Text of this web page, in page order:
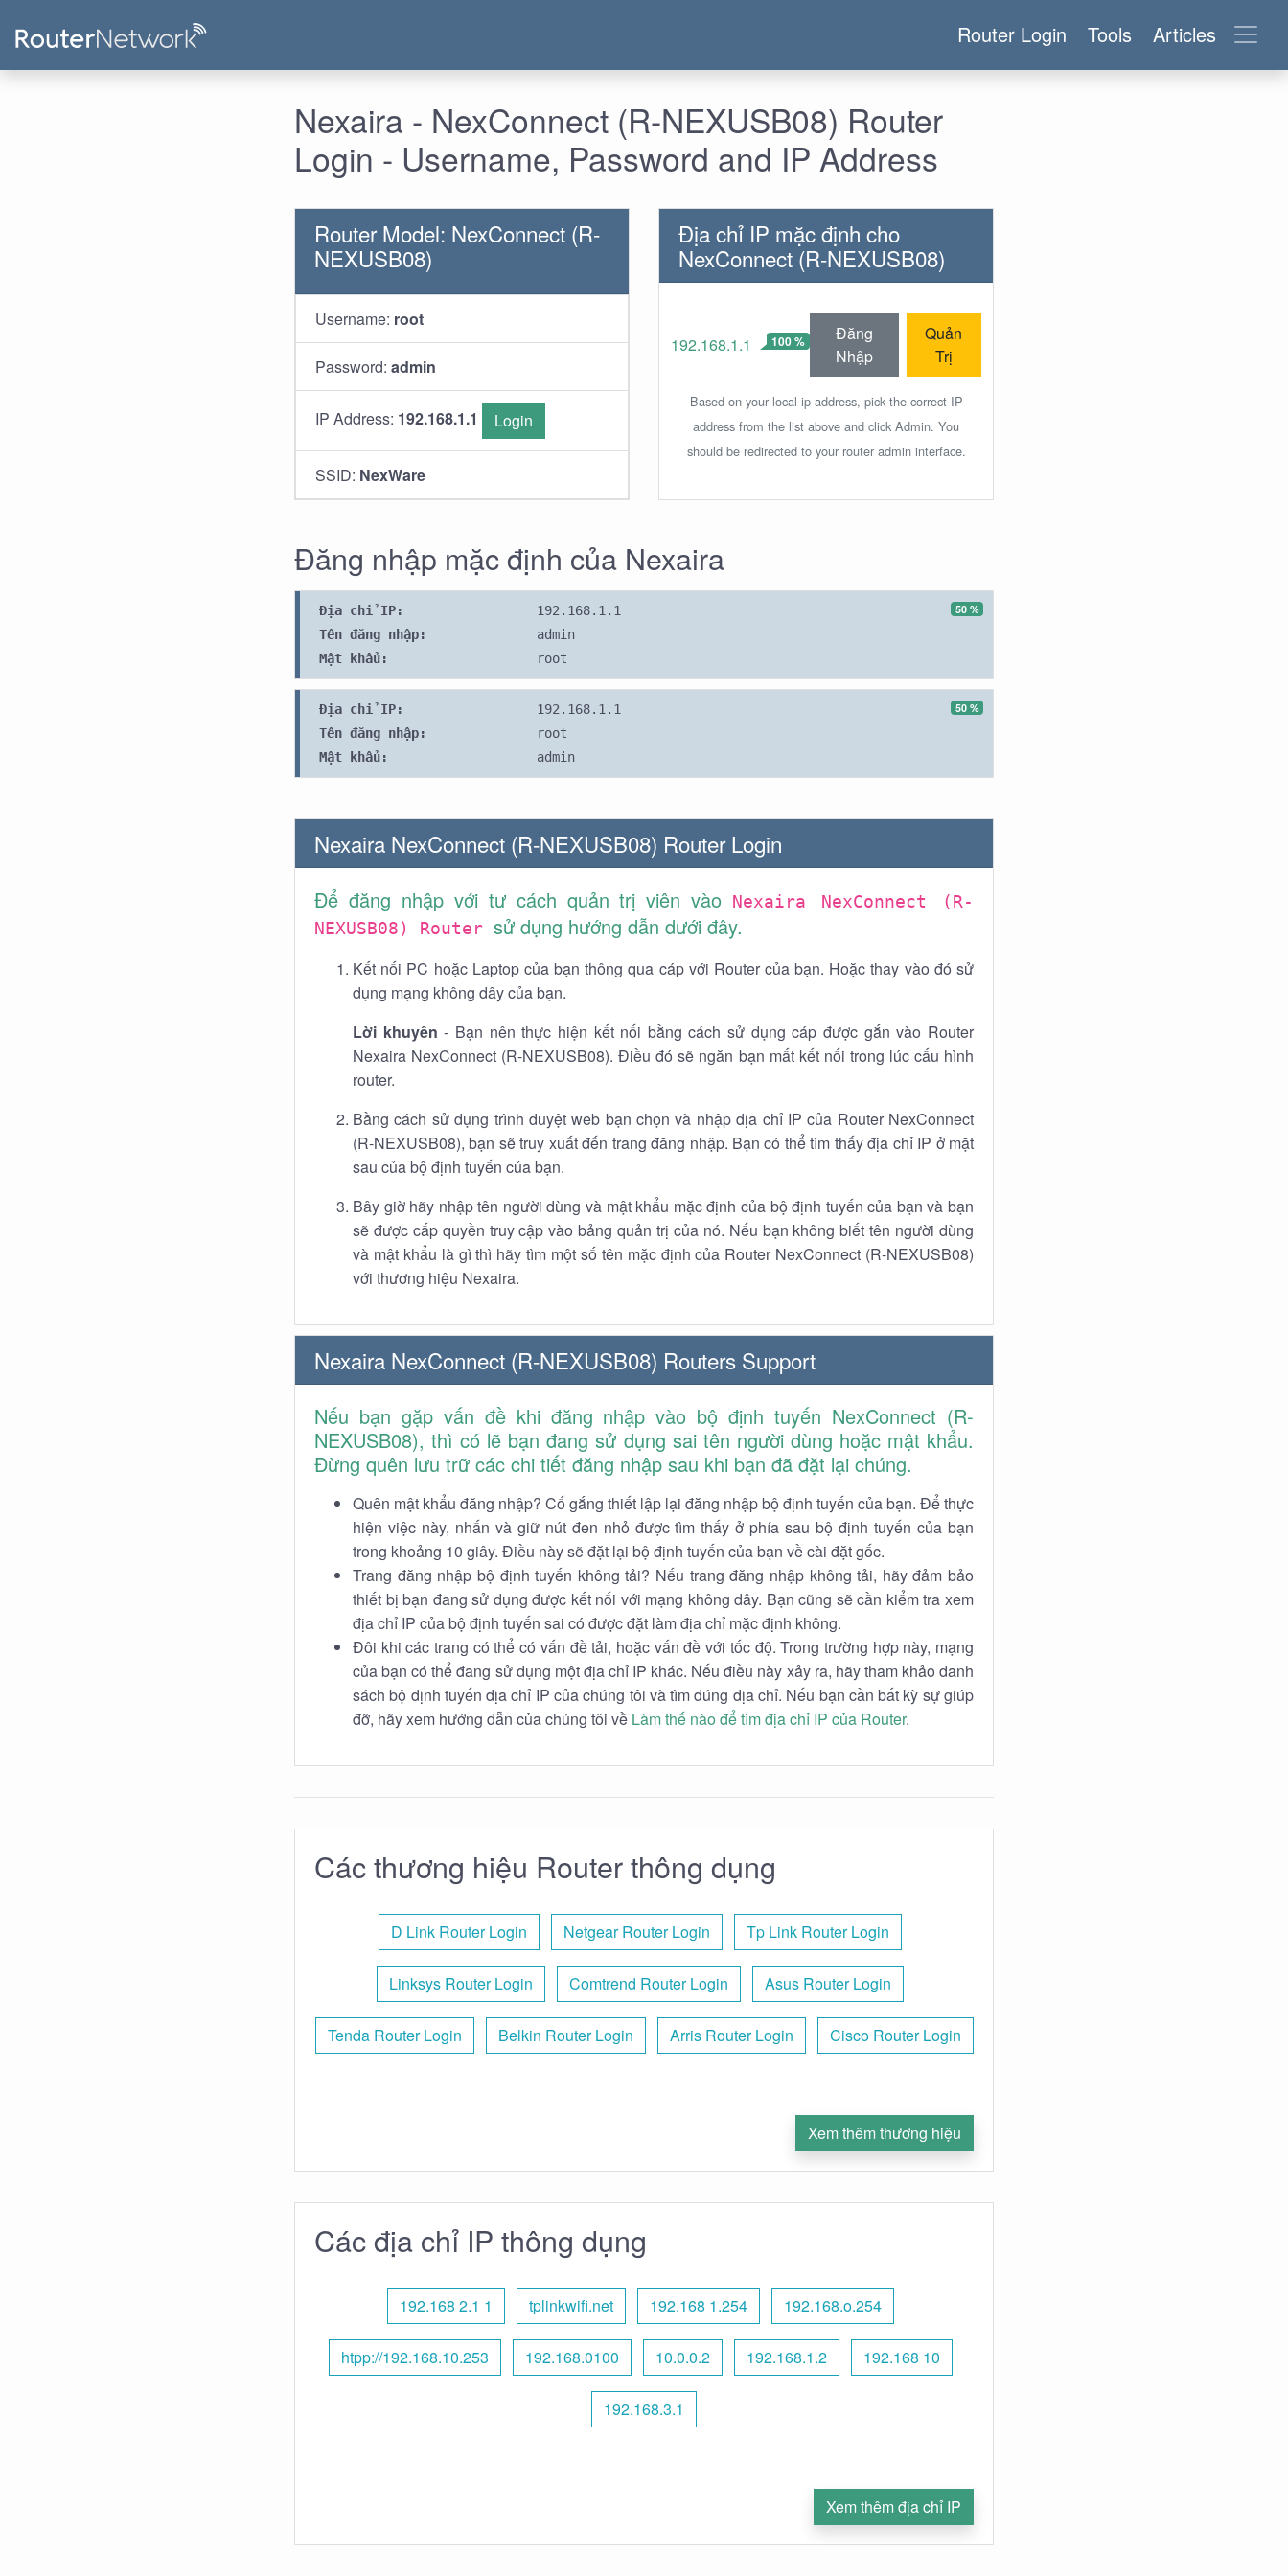
Router Login Tools Articles
Nexaira - NexConnect (R-NEXUSB08) Router
Login - Username, Password and IP Address
Router Model: NexConnect (R-
NEXUSB08)
Username: root
Password: admin
IP Address: 192.168.1.1 Login
SSID: NexWare
Địa chỉ IP mặc định cho
NexConnect (R-NEXUSB08)
192.168.1.1 100 %
Đăng
Nhập
Quản
Trị
Based on your local ip address, pick the correct IP
address from the list above and click Admin. You
should be redirected to your router admin interface.
Đăng nhập mặc định của Nexaira
50 %
Địa chỉ IP:
192.168.1.1
Tên đăng nhập:
admin
Mật khẩu:
root
50 %
Địa chỉ IP:
192.168.1.1
Tên đăng nhập:
root
Mật khẩu:
admin
Nexaira NexConnect (R-NEXUSB08) Router Login
Để đăng nhập với tư cách quản trị viên vào Nexaira NexConnect (R-
NEXUSB08) Router sử dụng hướng dẫn dưới đây.
Kết nối PC hoặc Laptop của bạn thông qua cáp với Router của bạn. Hoặc thay vào đó sử
dụng mạng không dây của bạn.
Lời khuyên - Bạn nên thực hiện kết nối bằng cách sử dụng cáp được gắn vào Router
Nexaira NexConnect (R-NEXUSB08). Điều đó sẽ ngăn bạn mất kết nối trong lúc cấu hình
router.
Bằng cách sử dụng trình duyệt web bạn chọn và nhập địa chỉ IP của Router NexConnect
(R-NEXUSB08), bạn sẽ truy xuất đến trang đăng nhập. Bạn có thể tìm thấy địa chỉ IP ở mặt
sau của bộ định tuyến của bạn.
Bây giờ hãy nhập tên người dùng và mật khẩu mặc định của bộ định tuyến của bạn và bạn
sẽ được cấp quyền truy cập vào bảng quản trị của nó. Nếu bạn không biết tên người dùng
và mật khẩu là gì thì hãy tìm một số tên mặc định của Router NexConnect (R-NEXUSB08)
với thương hiệu Nexaira.
Nexaira NexConnect (R-NEXUSB08) Routers Support
Nếu bạn gặp vấn đề khi đăng nhập vào bộ định tuyến NexConnect (R-
NEXUSB08), thì có lẽ bạn đang sử dụng sai tên người dùng hoặc mật khẩu.
Đừng quên lưu trữ các chi tiết đăng nhập sau khi bạn đã đặt lại chúng.
Quên mật khẩu đăng nhập? Cố gắng thiết lập lại đăng nhập bộ định tuyến của bạn. Để thực
hiện việc này, nhấn và giữ nút đen nhỏ được tìm thấy ở phía sau bộ định tuyến của bạn
trong khoảng 10 giây. Điều này sẽ đặt lại bộ định tuyến của bạn về cài đặt gốc.
Trang đăng nhập bộ định tuyến không tải? Nếu trang đăng nhập không tải, hãy đảm bảo
thiết bị bạn đang sử dụng được kết nối với mạng không dây. Bạn cũng sẽ cần kiểm tra xem
địa chỉ IP của bộ định tuyến sai có được đặt làm địa chỉ mặc định không.
Đôi khi các trang có thể có vấn đề tải, hoặc vấn đề với tốc độ. Trong trường hợp này, mạng
của bạn có thể đang sử dụng một địa chỉ IP khác. Nếu điều này xảy ra, hãy tham khảo danh
sách bộ định tuyến địa chỉ IP của chúng tôi và tìm đúng địa chỉ. Nếu bạn cần bất kỳ sự giúp
đỡ, hãy xem hướng dẫn của chúng tôi về Làm thế nào để tìm địa chỉ IP của Router.
Các thương hiệu Router thông dụng
D Link Router Login Netgear Router Login Tp Link Router Login
Linksys Router Login Comtrend Router Login Asus Router Login
Tenda Router Login Belkin Router Login Arris Router Login Cisco Router Login
Xem thêm thương hiệu
Các địa chỉ IP thông dụng
192.168 2.1 1 tplinkwifi.net 192.168 1.254 192.168.o.254
htpp://192.168.10.253 192.168.0100 10.0.0.2 192.168.1.2 192.168 10
192.168.3.1
Xem thêm địa chỉ IP